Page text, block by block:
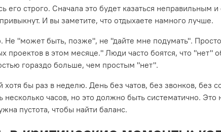
его строго. Сначала это будет казаться
И вы заметите, что отдыхаете намного лучше.
Не "может быть, позже", не "дайте мне подумать".
проектов в этом месяце." Люди часто боятся, что "нет"
гораздо больше, чем простым "нет".
хотя бы раз в неделю. День без чатов, без звонков,
часов, но это должно быть систематично.
пустота, чтобы найти баланс.